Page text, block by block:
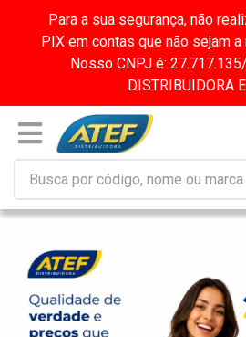
Para a sua segurança, não
PIX em contas que não sejam
Nosso CNPJ é:
DISTRIBUIDORA